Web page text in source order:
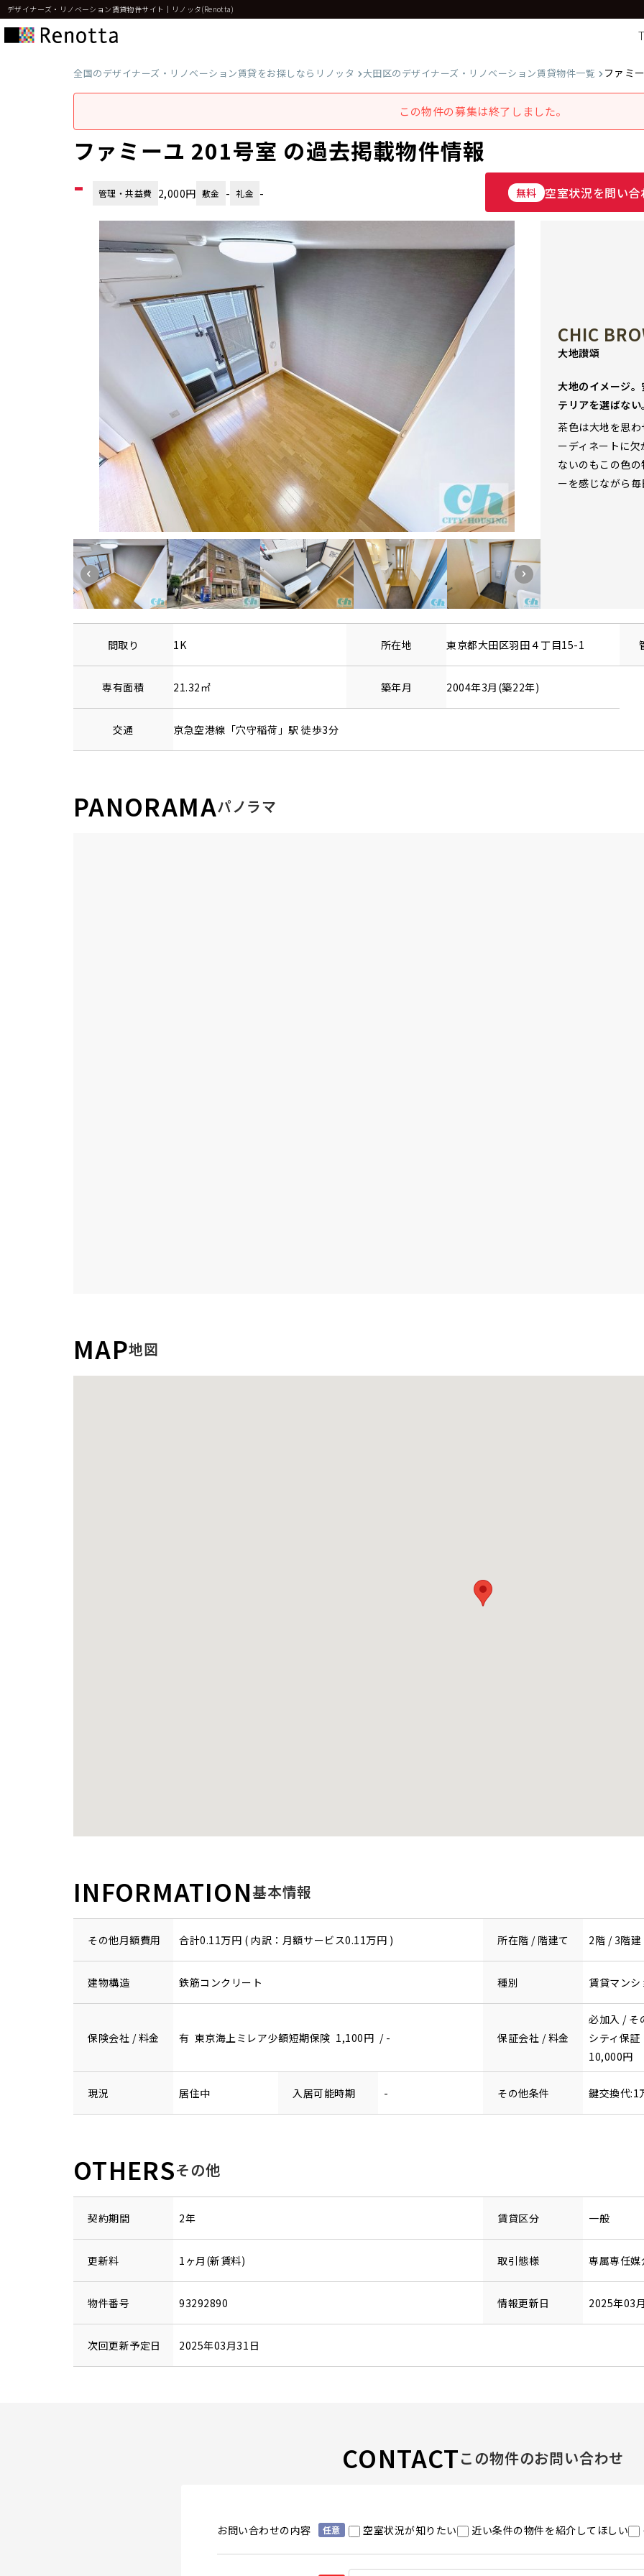
デザイナーズ・リノベーション賃貸物件サイト｜リノッタ(Renotta)
全国のデザイナーズ・リノベーション賃貸をお探しならリノッタ 大田区のデザイナーズ・リノベーション賃貸物件一覧 ファミ
この物件の募集は終了しました。
ファミーユ 201号室 の過去掲載物件情報
- 管理・共益費 2,000円 敷金 - 礼金 - 無料 空室状況を問い合
CHIC
大地讃頌
大地のイメージ
テリアを選ばない
茶色は大地を思
ーディネートに
ないのもこの色
ーを感じながら毎
間取り 1K 所在地 東京都大田区羽田４丁目15-1
専有面積 21.32㎡ 築年月 2004年3月(築22年)
交通 京急空港線 「穴守稲荷 」駅 徒歩3分
PANORAMAパノラマ
MAP地図
INFORMATION基本情報
その他月額費用 合計0.11万円 ( 内訳：月額サービス0.11万円 ) 所在階 / 階建て 2階 / 3階建
建物構造 鉄筋コンクリート 種別 賃貸マンシ
保険会社 / 料金 有 東京海上ミレア少額短期保険 1,100円 / - 保証会社 / 料金
必加入 / そ
シティ保
10,000円
現況 居住中 入居可能時期 - その他条件 鍵交換代:1
OTHERSその他
契約期間 2年 賃貸区分 一般
更新料 1ヶ月(新賃料) 取引態様 専属専任媒
物件番号 93292890 情報更新日 2025年03
次回更新予定日 2025年03月31日
CONTACTこの物件のお問い合わせ
お問い合わせの内容 任意 空室状況が知りたい 近い条件の物件を紹介してほしい